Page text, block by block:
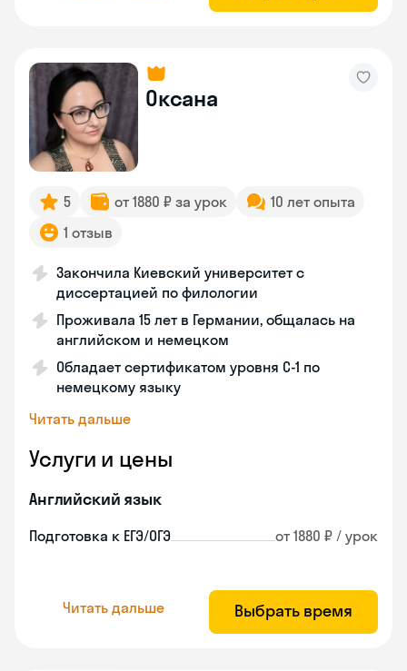
Оксана
5 от 1880 ₽ за урок
10 лет опыта
1 отзыв
Закончила Киевский университет с
диссертацией по филологии
Проживала 15 лет в Германии, общалась на
английском и немецком
Обладает сертификатом уровня C-1 по
немецкому языку
Читать дальше
Услуги и цены
Английский язык
Подготовка к ЕГЭ/ОГЭ от 1880 ₽ / урок
Читать дальше Выбрать время